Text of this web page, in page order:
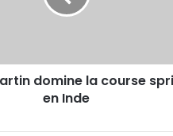
domine la course
en Inde